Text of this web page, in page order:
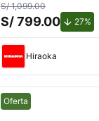
S/ 1,099.00
S/ 799.00 27%
Hiraoka
Mejor precio.
Oferta